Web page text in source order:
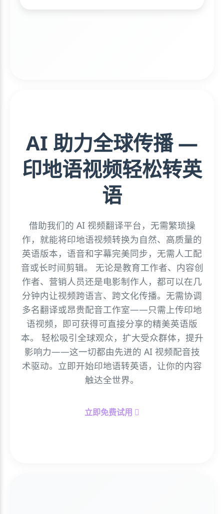
AI 助力全球传播 —
印地语视频轻松转英
语
借助我们的 AI 视频翻译平台，无需繁琐操
作，就能将印地语视频转换为自然、高质量的
英语版本，语音和字幕完美同步，无需人工配
音或长时间剪辑。 无论是教育工作者、内容创
作者、营销人员还是电影制作人，都可以在几
分钟内让视频跨语言、跨文化传播。无需协调
多名翻译或昂贵配音工作室——只需上传印地
语视频，即可获得可直接分享的精美英语版
本。 轻松吸引全球观众，扩大受众群体，提升
影响力——这一切都由先进的 AI 视频配音技
术驱动。立即开始印地语转英语，让你的内容
触达全世界。
立即免费试用